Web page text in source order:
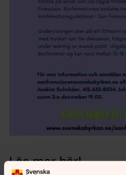
Läs mer här!